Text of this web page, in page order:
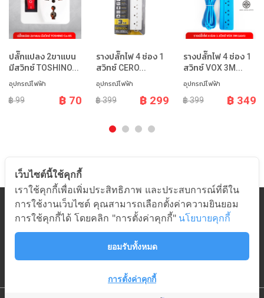
ปลั๊กแปลง 2ขาแบน
มีสวิทซ์ TOSHINO...
อุปกรณ์ไฟฟ้า
฿ 99 ฿ 70
รางปลั๊กไฟ 4 ช่อง 1
สวิทซ์ CERO...
อุปกรณ์ไฟฟ้า
฿ 399 ฿ 299
รางปลั๊กไฟ 4 ช่อง 1
สวิทซ์ VOX 3M...
อุปกรณ์ไฟฟ้า
฿ 399 ฿ 349
หมวดสินค้า
เกี่ยวกับอมร
ช่วยเหลือ
เว็บไซต์นี้ใช้คุกกี้
เราใช้คุกกี้เพื่อเพิ่มประสิทธิภาพ และประสบการณ์ที่ดีใน
การใช้งานเว็บไซต์ คุณสามารถเลือกตั้งค่าความยินยอม
การใช้คุกกี้ได้ โดยคลิก "การตั้งค่าคุกกี้" นโยบายคุกกี้
ยอมรับทั้งหมด
การตั้งค่าคุกกี้